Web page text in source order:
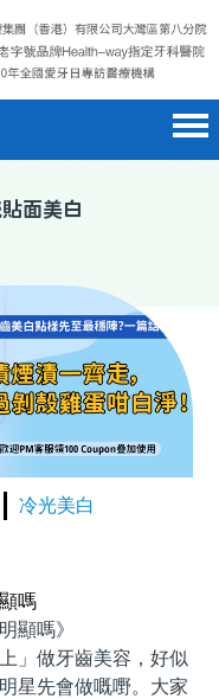
面美白
冷光美白
嗎
顯嗎》
做牙齒美容，好似
星先會做嘅嘢。大家